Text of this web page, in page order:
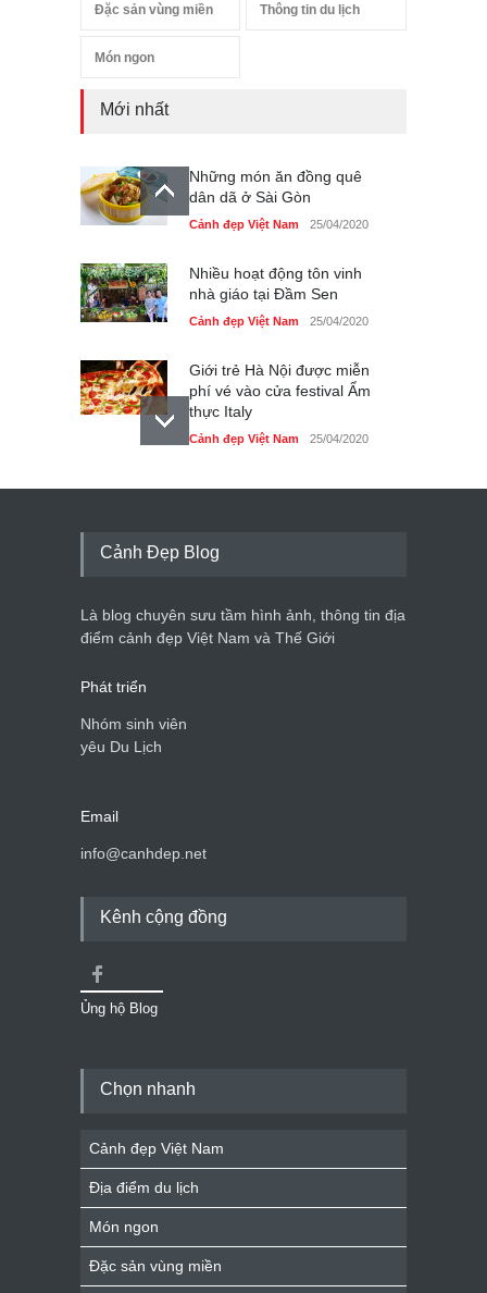
Đặc sản vùng miền Thông tin du lịch
Món ngon
Mới nhất
Những món ăn đồng quê
dân dã ở Sài Gòn
Cảnh đẹp Việt Nam 25/04/2020
Nhiều hoạt động tôn vinh
nhà giáo tại Đầm Sen
Cảnh đẹp Việt Nam 25/04/2020
Giới trẻ Hà Nội được miễn
phí vé vào cửa festival Ẩm
thực Italy
Cảnh đẹp Việt Nam 25/04/2020
Tam giác mạch khoe sắc
du lịch quốc gia
Cảnh đẹp Việt Nam 24/04/2020
Cảnh Đẹp Blog
Là blog chuyên sưu tầm hình ảnh, thông tin địa
điểm cảnh đẹp Việt Nam và Thế Giới
Phát triển
Nhóm sinh viên
yêu Du Lịch
Email
info@canhdep.net
Kênh cộng đồng
Ủng hộ Blog
Chọn nhanh
Cảnh đẹp Việt Nam
Địa điểm du lịch
Món ngon
Đặc sản vùng miền